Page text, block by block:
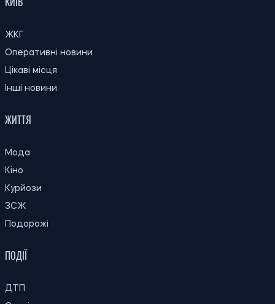
Оперативні новини
Кіно
ЗСЖ
Подорожі